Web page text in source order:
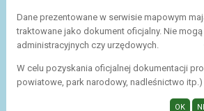
Dane prezentowane w serwisie mapowym
traktowane jako dokument oficjalny. Nie
administracyjnych czy urzędowych.
W celu pozyskania oficjalnej dokumentacji
powiatowe, park narodowy, nadleśnictwo itp.)